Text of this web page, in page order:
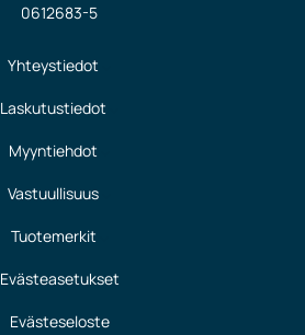
0612683-5
Yhteystiedot
Laskutustiedot
Myyntiehdot
Vastuullisuus
Tuotemerkit
Evästeasetukset
Evästeseloste